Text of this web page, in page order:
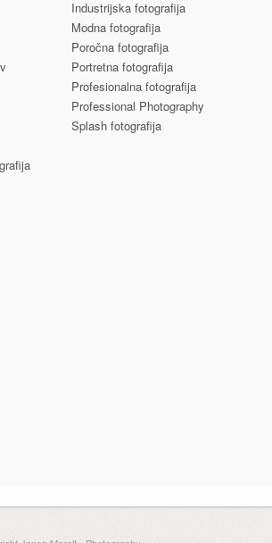
Industrijska fotografija
Modna fotografija
Poročna fotografija
Portretna fotografija
Profesionalna fotografija
Professional Photography
Splash fotografija